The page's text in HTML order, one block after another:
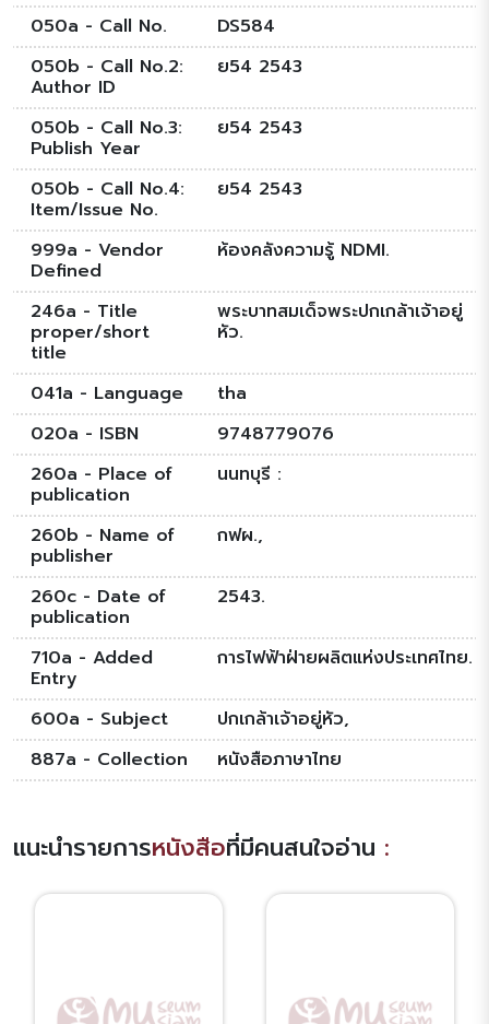
050a - Call No.
DS584
050b - Call No.2:
Author ID
ย54 2543
050b - Call No.3:
Publish Year
ย54 2543
050b - Call No.4:
Item/Issue No.
ย54 2543
999a - Vendor
Defined
ห้องคลังความรู้ NDMI.
246a - Title
proper/short
title
พระบาทสมเด็จพระปกเกล้าเจ้าอยู่
หัว.
041a - Language
tha
020a - ISBN
9748779076
260a - Place of
publication
นนทบุรี :
260b - Name of
publisher
กฟผ.,
260c - Date of
publication
2543.
710a - Added
Entry
การไฟฟ้าฝ่ายผลิตแห่งประเทศไทย.
600a - Subject
ปกเกล้าเจ้าอยู่หัว,
887a - Collection
หนังสือภาษาไทย
แนะนำรายการหนังสือที่มีคนสนใจอ่าน :